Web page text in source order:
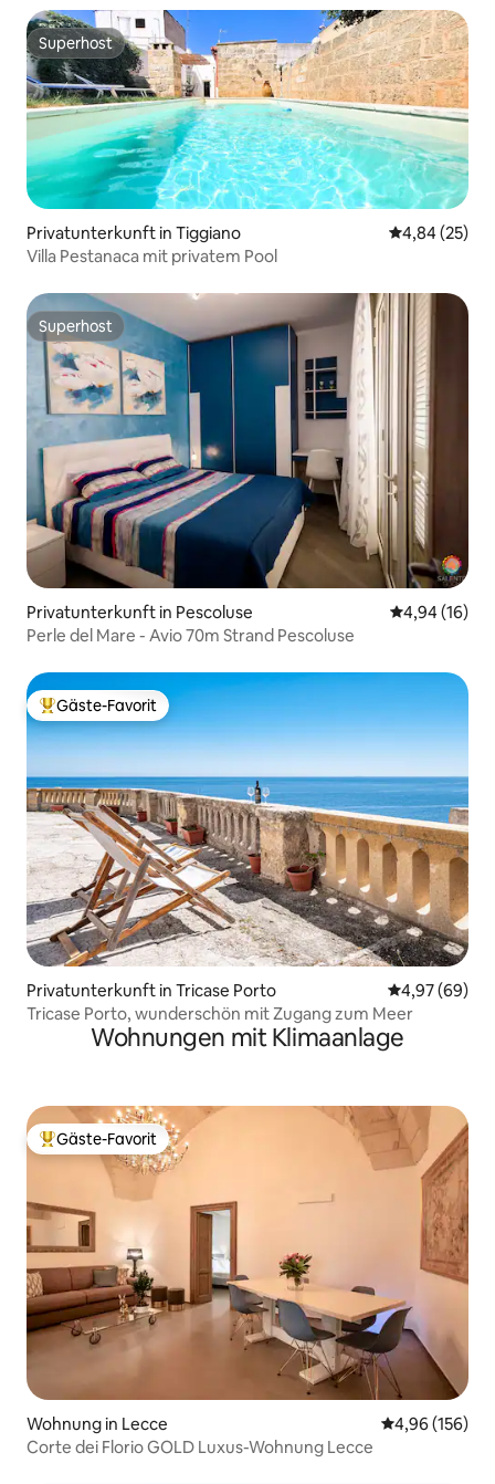
Superhost
Superhost
Privatunterkunft in Tiggiano
4,84 (25)
Villa Pestanaca mit privatem Pool
Superhost
Superhost
Privatunterkunft in Pescoluse
4,94 (16)
Perle del Mare - Avio 70m Strand Pescoluse
Beliebter Gäste-Favorit.
Gäste-Favorit
Privatunterkunft in Tricase Porto
4,97 (69)
Tricase Porto, wunderschön mit Zugang zum Meer
Wohnungen mit Klimaanlage
Beliebter Gäste-Favorit.
Gäste-Favorit
Wohnung in Lecce
4,96 (156)
Corte dei Florio GOLD Luxus-Wohnung Lecce